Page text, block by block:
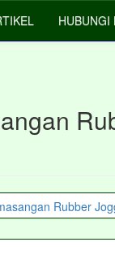
HUBUNGI